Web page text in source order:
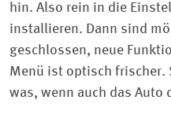
hin. Also rein in die
installieren. Dann sind
geschlossen, neue
Menü ist optisch frischer.
was, wenn auch das Auto